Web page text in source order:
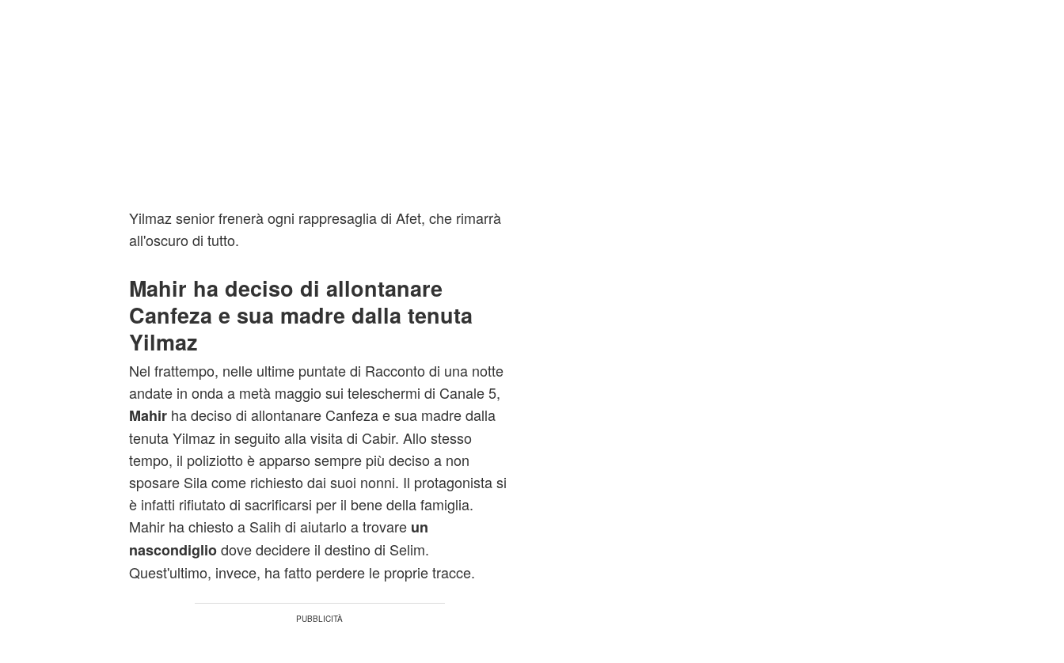
Yilmaz senior frenerà ogni rappresaglia di Afet, che rimarrà
all'oscuro di tutto.
Mahir ha deciso di allontanare
Canfeza e sua madre dalla tenuta
Yilmaz
Nel frattempo, nelle ultime puntate di Racconto di una notte
andate in onda a metà maggio sui teleschermi di Canale 5,
Mahirha deciso di allontanare Canfeza e sua madre dalla
tenuta Yilmaz in seguito alla visita di Cabir. Allo stesso
tempo, il poliziotto è apparso sempre più deciso a non
sposare Sila come richiesto dai suoi nonni. Il protagonista si
è infatti rifiutato di sacrificarsi per il bene della famiglia.
Mahir ha chiesto a Salih di aiutarlo a trovare un
nascondigliodove decidere il destino di Selim.
Quest'ultimo, invece, ha fatto perdere le proprie tracce.